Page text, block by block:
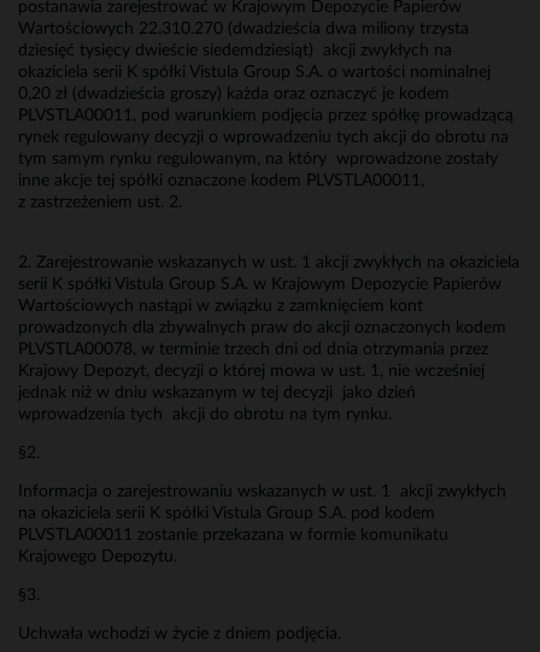
postanawia zarejestrować w Krajowym Depozycie Papierów
Wartościowych 22.310.270 (dwadzieścia dwa miliony trzysta
dziesięć tysięcy dwieście siedemdziesiąt) akcji zwykłych na
okaziciela serii K spółki Vistula Group S.A. o wartości nominalnej
0,20 zł (dwadzieścia groszy) każda oraz oznaczyć je kodem
PLVSTLA00011, pod warunkiem podjęcia przez spółkę prowadzącą
rynek regulowany decyzji o wprowadzeniu tych akcji do obrotu na
tym samym rynku regulowanym, na który wprowadzone zostały
inne akcje tej spółki oznaczone kodem PLVSTLA00011,
z zastrzeżeniem ust. 2.
2. Zarejestrowanie wskazanych w ust. 1 akcji zwykłych na okaziciela
serii K spółki Vistula Group S.A. w Krajowym Depozycie Papierów
Wartościowych nastąpi w związku z zamknięciem kont
prowadzonych dla zbywalnych praw do akcji oznaczonych kodem
PLVSTLA00078, w terminie trzech dni od dnia otrzymania przez
Krajowy Depozyt, decyzji o której mowa w ust. 1, nie wcześniej
jednak niż w dniu wskazanym w tej decyzji jako dzień
wprowadzenia tych akcji do obrotu na tym rynku.
§2.
Informacja o zarejestrowaniu wskazanych w ust. 1 akcji zwykłych
na okaziciela serii K spółki Vistula Group S.A. pod kodem
PLVSTLA00011 zostanie przekazana w formie komunikatu
Krajowego Depozytu.
§3.
Uchwała wchodzi w życie z dniem podjęcia.